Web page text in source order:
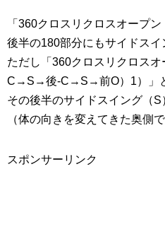
「360クロスリクロスオープ
後半の180部分にもサイドスイ
ただし「360クロスリクロス
C→S→後-C→S→前O）1）」と
その後半のサイドスイング（S
（体の向きを変えてきた奥側で
スポンサーリンク